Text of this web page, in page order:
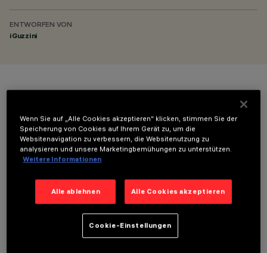
ENTWORFEN VON
iGuzzini
FARBE
TECHNISCHE DATEN
Wenn Sie auf „Alle Cookies akzeptieren“ klicken, stimmen Sie der
Speicherung von Cookies auf Ihrem Gerät zu, um die
Websitenavigation zu verbessern, die Websitenutzung zu
analysieren und unsere Marketingbemühungen zu unterstützen.
Weitere Informationen
Alle ablehnen Alle Cookies akzeptieren
Cookie-Einstellungen